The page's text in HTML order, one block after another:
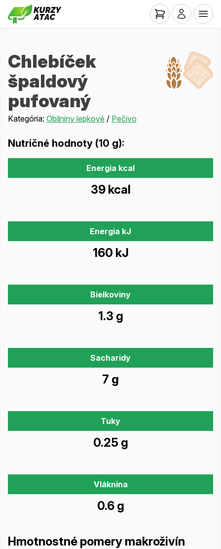
Chlebíček
špaldový
pufovaný
Kategória: Obilniny lepkové / Pečivo
Nutričné hodnoty (10 g):
Energia kcal
39 kcal
Energia kJ
160 kJ
Bielkoviny
1.3 g
Sacharidy
7 g
Tuky
0.25 g
Vláknina
0.6 g
Hmotnostné pomery makroživín